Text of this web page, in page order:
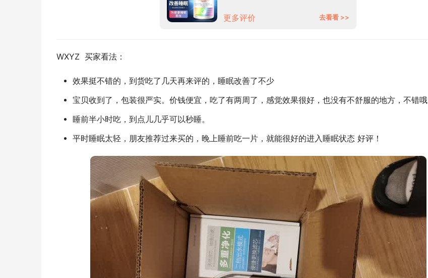
更多评价
去看看 >>
WXYZ  买家看法：
效果挺不错的，到货吃了几天再来评的，睡眠改善了不少
宝贝收到了，包装很严实。价钱便宜，吃了有两周了，感觉效果很好，也没有不舒服的地方，不错哦
睡前半小时吃，到点儿几乎可以秒睡。
平时睡眠太轻，朋友推荐过来买的，晚上睡前吃一片，就能很好的进入睡眠状态 好评！